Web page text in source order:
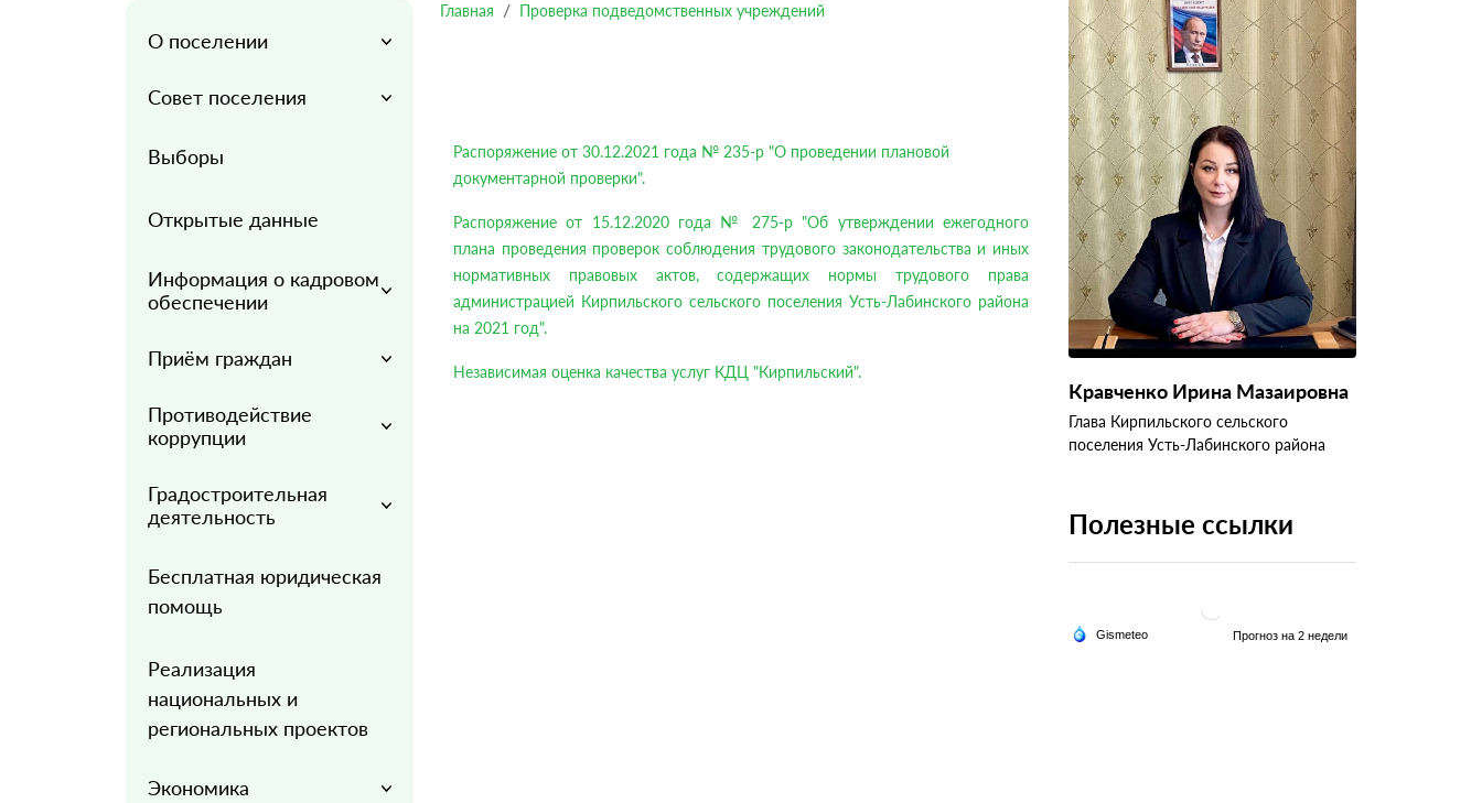
О поселении
Совет поселения
Выборы
Открытые данные
Информация о кадровом
обеспечении
Приём граждан
Противодействие
коррупции
Градостроительная
деятельность
Бесплатная юридическая
помощь
Реализация
национальных и
региональных проектов
Экономика
Главная Проверка подведомственных учреждений
Распоряжение от 30.12.2021 года № 235-р "О проведении плановой
документарной проверки".
Распоряжение от 15.12.2020 года № 275-р "Об утверждении ежегодного
плана проведения проверок соблюдения трудового законодательства и иных
нормативных правовых актов, содержащих нормы трудового права
администрацией Кирпильского сельского поселения Усть-Лабинского района
на 2021 год".
Независимая оценка качества услуг КДЦ "Кирпильский".
Кравченко Ирина Мазаировна
Глава Кирпильского сельского
поселения Усть-Лабинского района
Полезные ссылки